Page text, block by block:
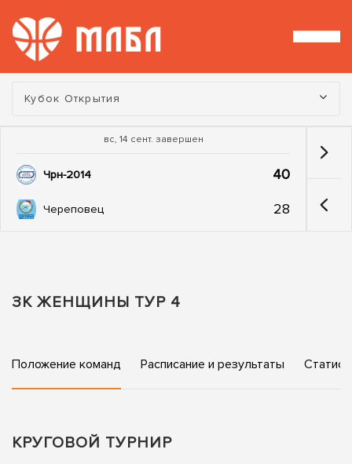
Турнир:
Кубок Открытия
вс, 14 сент. завершен
Чрн-2014 40
Череповец 28
ЗК ЖЕНЩИНЫ ТУР 4
Положение команд Расписание и результаты
КРУГОВОЙ ТУРНИР